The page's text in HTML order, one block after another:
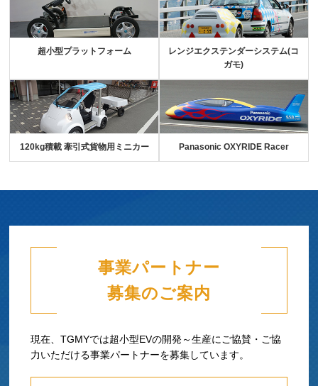
超小型プラットフォーム
レンジエクステンダーシステム(コ
ガモ)
120kg積載 牽引式貨物用ミニカー Panasonic OXYRIDE Racer
事業パートナー
募集のご案内
現在、TGMYでは超小型EVの開発～生産にご協賛・ご協
力いただける事業パートナーを募集しています。